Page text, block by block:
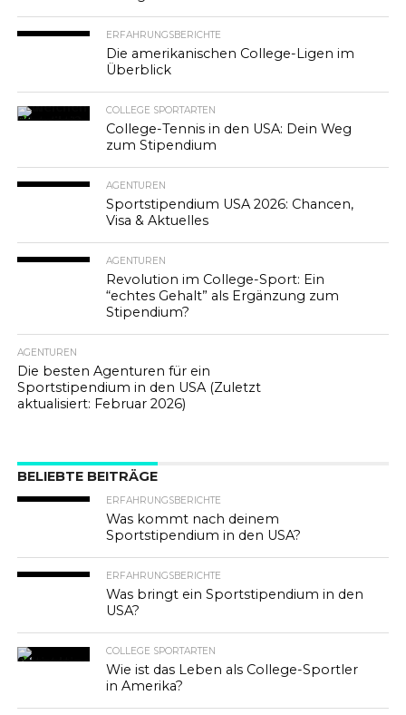
ERFAHRUNGSBERICHTE
Die amerikanischen College-Ligen im
Überblick
COLLEGE SPORTARTEN
College-Tennis in den USA: Dein Weg
zum Stipendium
AGENTUREN
Sportstipendium USA 2026: Chancen,
Visa & Aktuelles
AGENTUREN
Revolution im College-Sport: Ein
“echtes Gehalt” als Ergänzung zum
Stipendium?
AGENTUREN
Die besten Agenturen für ein
Sportstipendium in den USA (Zuletzt
aktualisiert: Februar 2026)
BELIEBTE BEITRÄGE
ERFAHRUNGSBERICHTE
Was kommt nach deinem
Sportstipendium in den USA?
ERFAHRUNGSBERICHTE
Was bringt ein Sportstipendium in den
USA?
COLLEGE SPORTARTEN
Wie ist das Leben als College-Sportler
in Amerika?